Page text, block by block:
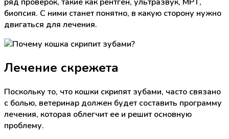
биопсия. С ними станет понятно, в какую сторону нужно
двигаться для лечения.
Лечение скрежета
Поскольку то, что кошки скрипят зубами, часто связано
с болью, ветеринар должен будет составить программу
лечения, которая облегчит ее и решит основную
проблему.